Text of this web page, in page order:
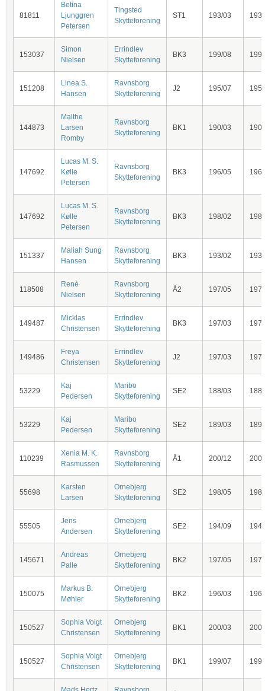
81811
Betina
Ljunggren
Petersen
Tingsted
Skytteforening
ST1 193/03 193
153037
Simon
Nielsen
Errindlev
Skytteforening
BK3 199/08 199
151208
Linea S.
Hansen
Ravnsborg
Skytteforening
J2 195/07 195
144873
Malthe
Larsen
Romby
Ravnsborg
Skytteforening
BK1 190/03 190
147692
Lucas M. S.
Kølle
Petersen
Ravnsborg
Skytteforening
BK3 196/05 196
147692
Lucas M. S.
Kølle
Petersen
Ravnsborg
Skytteforening
BK3 198/02 198
151337
Maliah Sung
Hansen
Ravnsborg
Skytteforening
BK3 193/02 193
118508
Renè
Nielsen
Ravnsborg
Skytteforening
Å2 197/05 197
149487
Micklas
Christensen
Errindlev
Skytteforening
BK3 197/03 197
149486
Freya
Christensen
Errindlev
Skytteforening
J2 197/03 197
53229
Kaj
Pedersen
Maribo
Skytteforening
SE2 188/03 188
53229
Kaj
Pedersen
Maribo
Skytteforening
SE2 189/03 189
110239
Xenia M. K.
Rasmussen
Ravnsborg
Skytteforening
Å1 200/12 200
55698
Karsten
Larsen
Ornebjerg
Skytteforening
SE2 198/05 198
55505
Jens
Andersen
Ornebjerg
Skytteforening
SE2 194/09 194
145671
Andreas
Palle
Ornebjerg
Skytteforening
BK2 197/05 197
150075
Markus B.
Møhler
Ornebjerg
Skytteforening
BK2 196/03 196
150527
Sophia Voigt
Christensen
Ornebjerg
Skytteforening
BK1 200/03 200
150527
Sophia Voigt
Christensen
Ornebjerg
Skytteforening
BK1 199/07 199